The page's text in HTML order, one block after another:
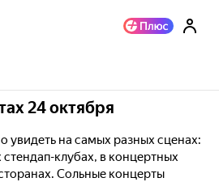
24 октября
увидеть на самых разных сценах:
клубах, в концертных
Сольные концерты